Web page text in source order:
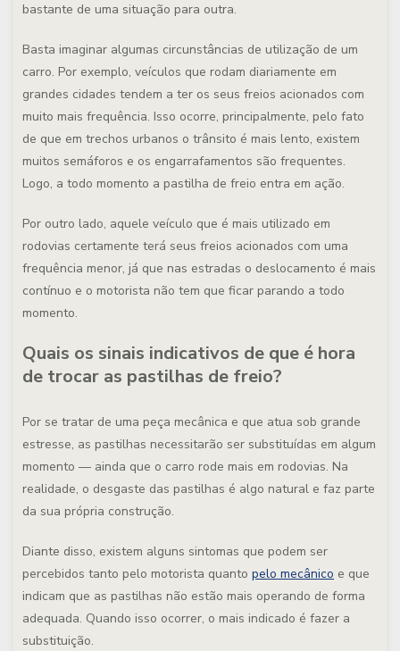
bastante de uma situação para outra.
Basta imaginar algumas circunstâncias de utilização de um
carro. Por exemplo, veículos que rodam diariamente em
grandes cidades tendem a ter os seus freios acionados com
muito mais frequência. Isso ocorre, principalmente, pelo fato
de que em trechos urbanos o trânsito é mais lento, existem
muitos semáforos e os engarrafamentos são frequentes.
Logo, a todo momento a pastilha de freio entra em ação.
Por outro lado, aquele veículo que é mais utilizado em
rodovias certamente terá seus freios acionados com uma
frequência menor, já que nas estradas o deslocamento é mais
contínuo e o motorista não tem que ficar parando a todo
momento.
Quais os sinais indicativos de que é hora
de trocar as pastilhas de freio?
Por se tratar de uma peça mecânica e que atua sob grande
estresse, as pastilhas necessitarão ser substituídas em algum
momento — ainda que o carro rode mais em rodovias. Na
realidade, o desgaste das pastilhas é algo natural e faz parte
da sua própria construção.
Diante disso, existem alguns sintomas que podem ser
percebidos tanto pelo motorista quanto pelo mecânico e que
indicam que as pastilhas não estão mais operando de forma
adequada. Quando isso ocorrer, o mais indicado é fazer a
substituição.